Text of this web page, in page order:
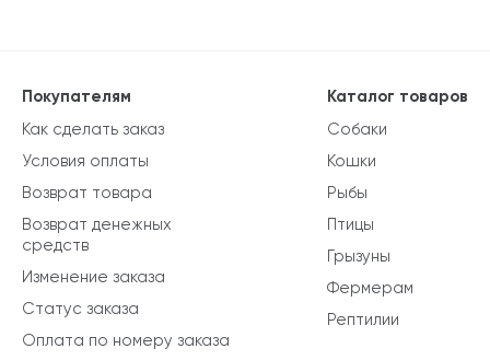
Каталог товаров
Собаки
Кошки
Рыбы
Птицы
Грызуны
Фермерам
Рептилии
Покупателям
Как сделать заказ
Условия оплаты
Возврат товара
Возврат денежных
средств
Изменение заказа
Статус заказа
Оплата по номеру заказа